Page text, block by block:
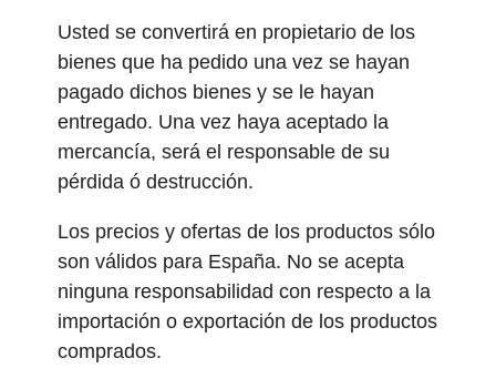
Usted se convertirá en propietario de los
bienes que ha pedido una vez se hayan
pagado dichos bienes y se le hayan
entregado. Una vez haya aceptado la
mercancía, será el responsable de su
pérdida ó destrucción.
Los precios y ofertas de los productos sólo
son válidos para España. No se acepta
ninguna responsabilidad con respecto a la
importación o exportación de los productos
comprados.